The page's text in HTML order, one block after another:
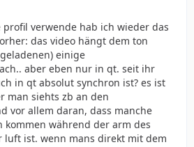
verwende hab ich wieder das
das video hängt dem ton
einige
aber eben nur in qt. seit ihr
in qt absolut synchron ist? es ist
man siehts zb an den
vor allem daran, dass manche
kommen während der arm des
luft ist. wenn mans direkt mit dem